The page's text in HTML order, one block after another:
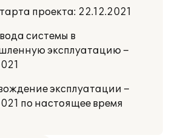
проекта: 22.12.2021
системы в
эксплуатацию –
эксплуатации –
по настоящее время